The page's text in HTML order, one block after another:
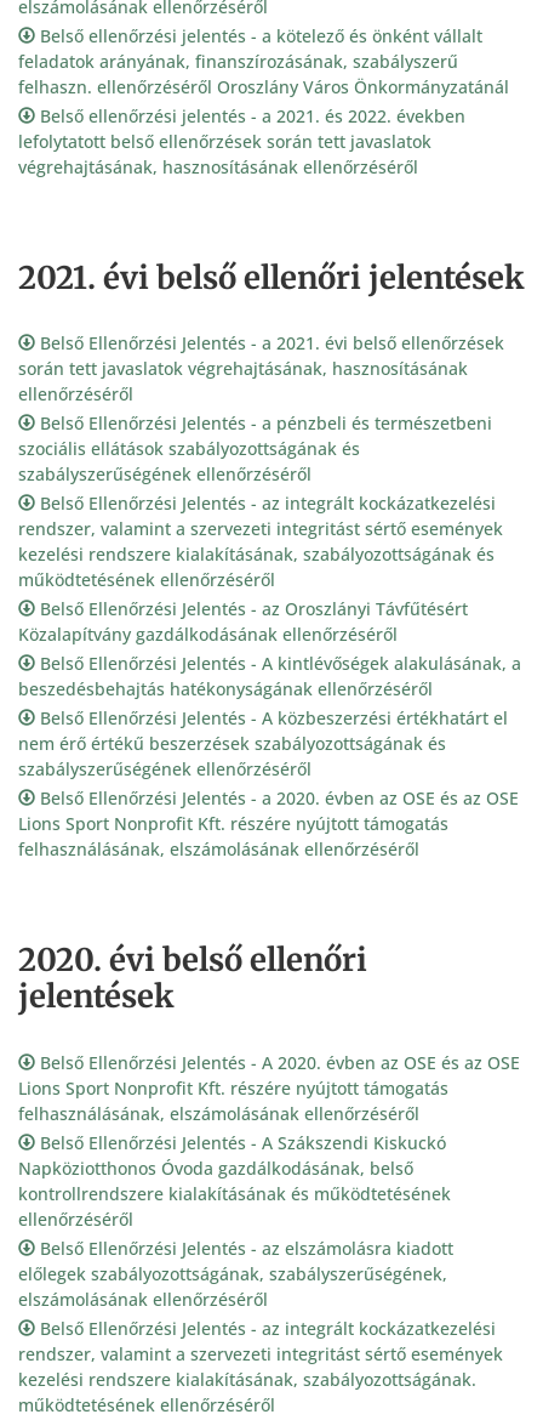
elszámolásának ellenőrzéséről
Belső ellenőrzési jelentés - a kötelező és önként vállalt
feladatok arányának, finanszírozásának, szabályszerű
felhaszn. ellenőrzéséről Oroszlány Város Önkormányzatánál
Belső ellenőrzési jelentés - a 2021. és 2022. években
lefolytatott belső ellenőrzések során tett javaslatok
végrehajtásának, hasznosításának ellenőrzéséről
2021. évi belső ellenőri jelentések
Belső Ellenőrzési Jelentés - a 2021. évi belső ellenőrzések
során tett javaslatok végrehajtásának, hasznosításának
ellenőrzéséről
Belső Ellenőrzési Jelentés - a pénzbeli és természetbeni
szociális ellátások szabályozottságának és
szabályszerűségének ellenőrzéséről
Belső Ellenőrzési Jelentés - az integrált kockázatkezelési
rendszer, valamint a szervezeti integritást sértő események
kezelési rendszere kialakításának, szabályozottságának és
működtetésének ellenőrzéséről
Belső Ellenőrzési Jelentés - az Oroszlányi Távfűtésért
Közalapítvány gazdálkodásának ellenőrzéséről
Belső Ellenőrzési Jelentés - A kintlévőségek alakulásának, a
beszedésbehajtás hatékonyságának ellenőrzéséről
Belső Ellenőrzési Jelentés - A közbeszerzési értékhatárt el
nem érő értékű beszerzések szabályozottságának és
szabályszerűségének ellenőrzéséről
Belső Ellenőrzési Jelentés - a 2020. évben az OSE és az OSE
Lions Sport Nonprofit Kft. részére nyújtott támogatás
felhasználásának, elszámolásának ellenőrzéséről
2020. évi belső ellenőri
jelentések
Belső Ellenőrzési Jelentés - A 2020. évben az OSE és az OSE
Lions Sport Nonprofit Kft. részére nyújtott támogatás
felhasználásának, elszámolásának ellenőrzéséről
Belső Ellenőrzési Jelentés - A Szákszendi Kiskuckó
Napköziotthonos Óvoda gazdálkodásának, belső
kontrollrendszere kialakításának és működtetésének
ellenőrzéséről
Belső Ellenőrzési Jelentés - az elszámolásra kiadott
előlegek szabályozottságának, szabályszerűségének,
elszámolásának ellenőrzéséről
Belső Ellenőrzési Jelentés - az integrált kockázatkezelési
rendszer, valamint a szervezeti integritást sértő események
kezelési rendszere kialakításának, szabályozottságának.
működtetésének ellenőrzéséről